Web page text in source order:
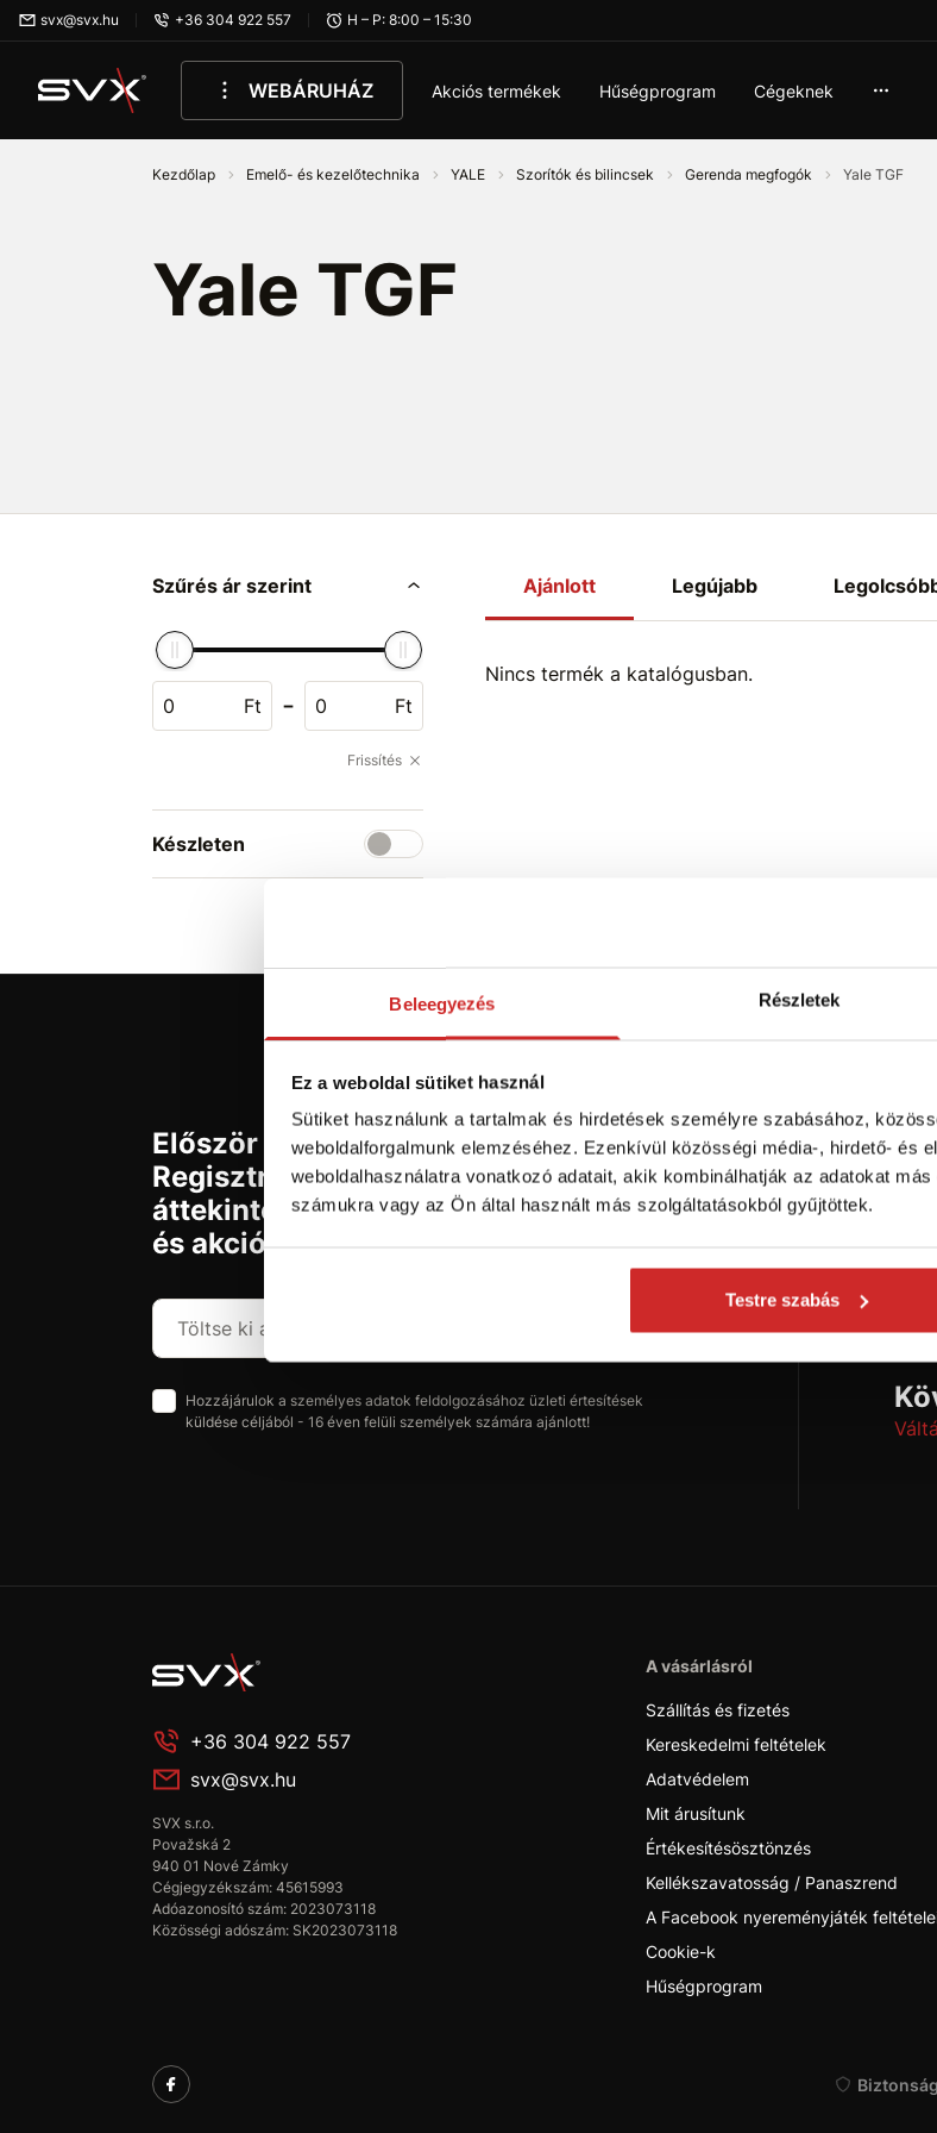
Beleegyezés Részletek
Ez a weboldal sütiket használ
Sütiket használunk a tartalmak és hirdetések személyre szabásához,
weboldalforgalmunk elemzéséhez. Ezenkívül közösségi média-, hirdető- és
weboldalhasználatra vonatkozó adatait, akik kombinálhatják az adatokat
számukra vagy az Ön által használt más szolgáltatásokból gyűjtöttek.
Testre szabás
Ugrás az oldal fő részéhez
svx@svx.hu +36 304 922 557 H – P: 8:00 – 15:30
WEBÁRUHÁZ Akciós termékek Hűségprogram Cégeknek
Kezdőlap Emelő- és kezelőtechnika YALE Szorítók és bilincsek Gerenda megfogók Yale TGF
Yale TGF
Szűrés ár szerint
Ft - Ft
Frissítés
Készleten
Ajánlott Legújabb
Nincs termék a katalógusban.
Először jár az svx.hu-n?
Regisztráljon és szerezzen
áttekintést az aktuális újdonságokról
és akciókról.
Feliratkozás
Hozzájárulok a személyes adatok feldolgozásához üzleti értesítések
küldése céljából - 16 éven felüli személyek számára ajánlott!
+36 304 922 557
svx@svx.hu
SVX s.r.o.
Považská 2
940 01 Nové Zámky
Cégjegyzékszám: 45615993
Adóazonosító szám: 2023073118
Közösségi adószám: SK2023073118
A vásárlásról
Szállítás és fizetés
Kereskedelmi feltételek
Adatvédelem
Mit árusítunk
Értékesítésösztönzés
Kellékszavatosság / Panaszrend
A Facebook nyereményjáték
Cookie-k
Hűségprogram